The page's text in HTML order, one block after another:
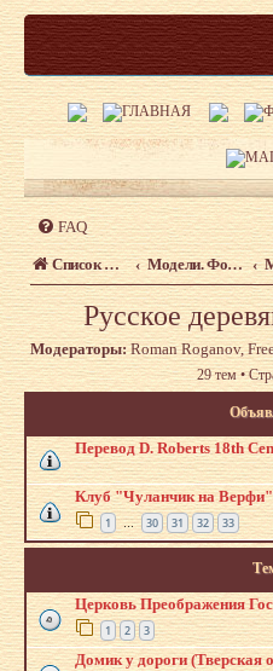
FAQ
Список форумов Модели. Форум моделистов сайта shipmodeling.ru
Русское
Модераторы: Roman Roganov,
29 тем •
Перевод D. Roberts 18th
Клуб "Чуланчик на Верфи"
1 … 30 31 32 33
Церковь Преображения
1 2 3
Домик у дороги (Тверская